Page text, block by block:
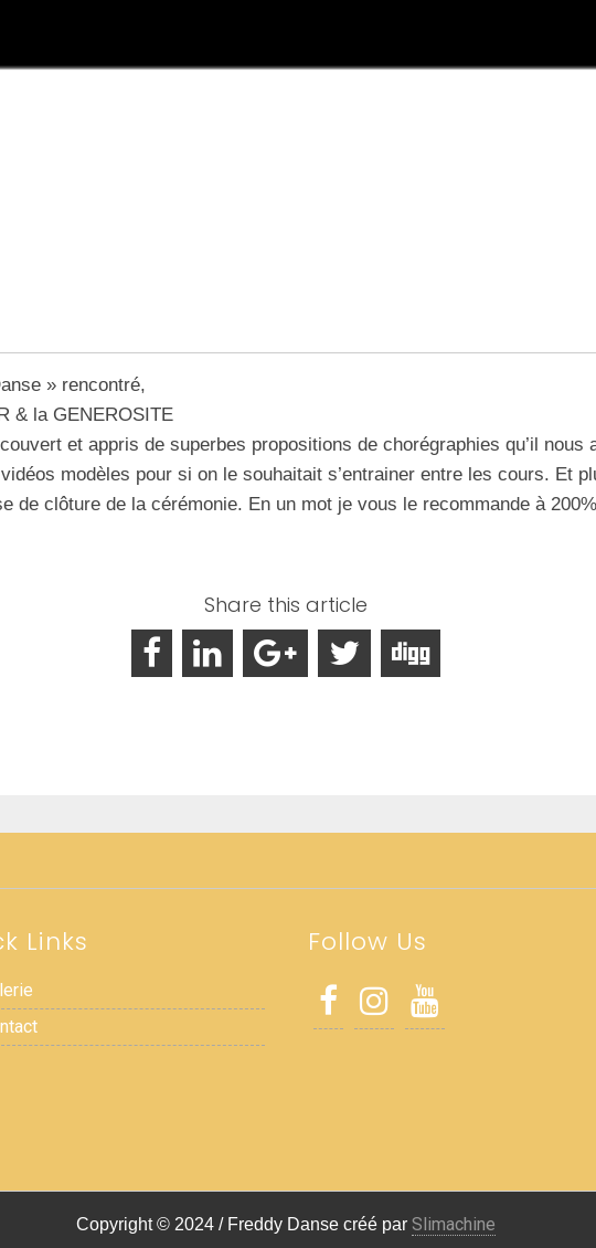
» rencontré,
& la GENEROSITE
et appris de superbes propositions de chorégraphies qu’il
modèles pour si on le souhaitait s’entrainer entre les cours. Et
de clôture de la cérémonie. En un mot je vous le recommande à
Share this article
Links Follow Us
Copyright © 2024 / Freddy Danse créé par Slimachine